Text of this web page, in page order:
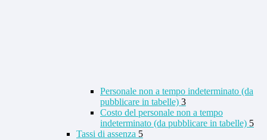
Personale non a tempo indeterminato (da
pubblicare in tabelle) 3
Costo del personale non a tempo
indeterminato (da pubblicare in tabelle) 5
Tassi di assenza 5